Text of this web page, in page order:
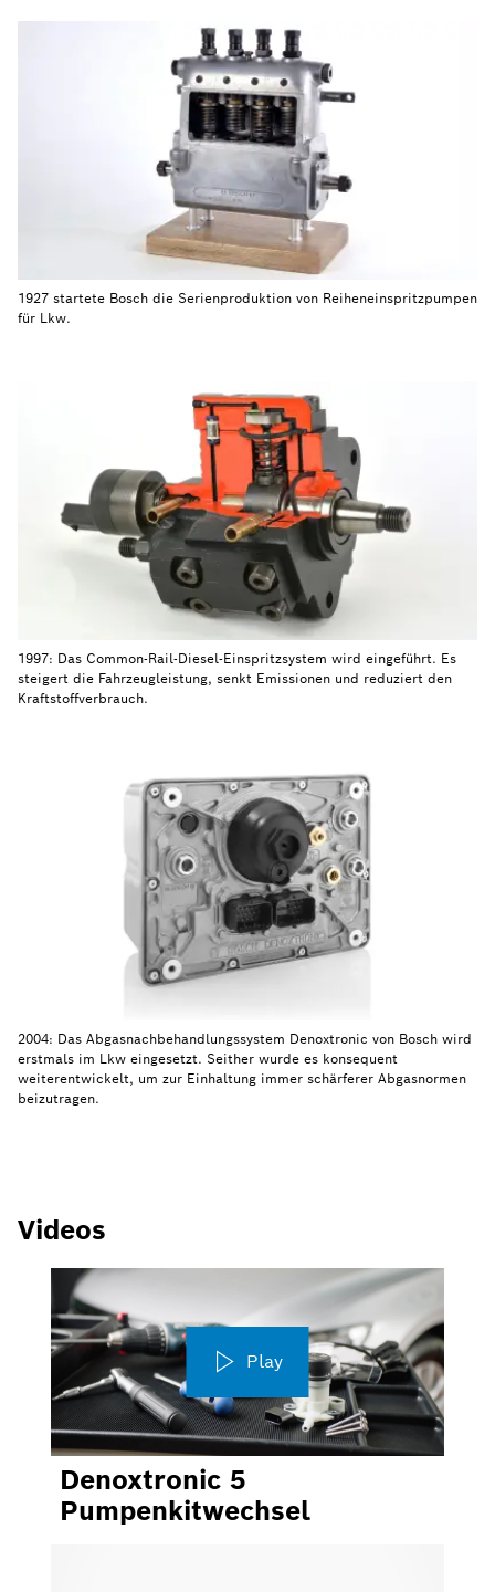
1927 startete Bosch die Serienproduktion von Reiheneinspritzpumpen
für Lkw.
1997: Das Common-Rail-Diesel-Einspritzsystem wird eingeführt. Es
steigert die Fahrzeugleistung, senkt Emissionen und reduziert den
Kraftstoffverbrauch.
2004: Das Abgasnachbehandlungssystem Denoxtronic von Bosch wird
erstmals im Lkw eingesetzt. Seither wurde es konsequent
weiterentwickelt, um zur Einhaltung immer schärferer Abgasnormen
beizutragen.
Videos
Play
Denoxtronic 5
Pumpenkitwechsel